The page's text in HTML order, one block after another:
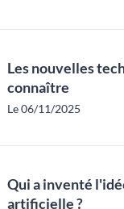
Les nouvelles
connaître
Le 06/11/2025
Qui a inventé
artificielle ?